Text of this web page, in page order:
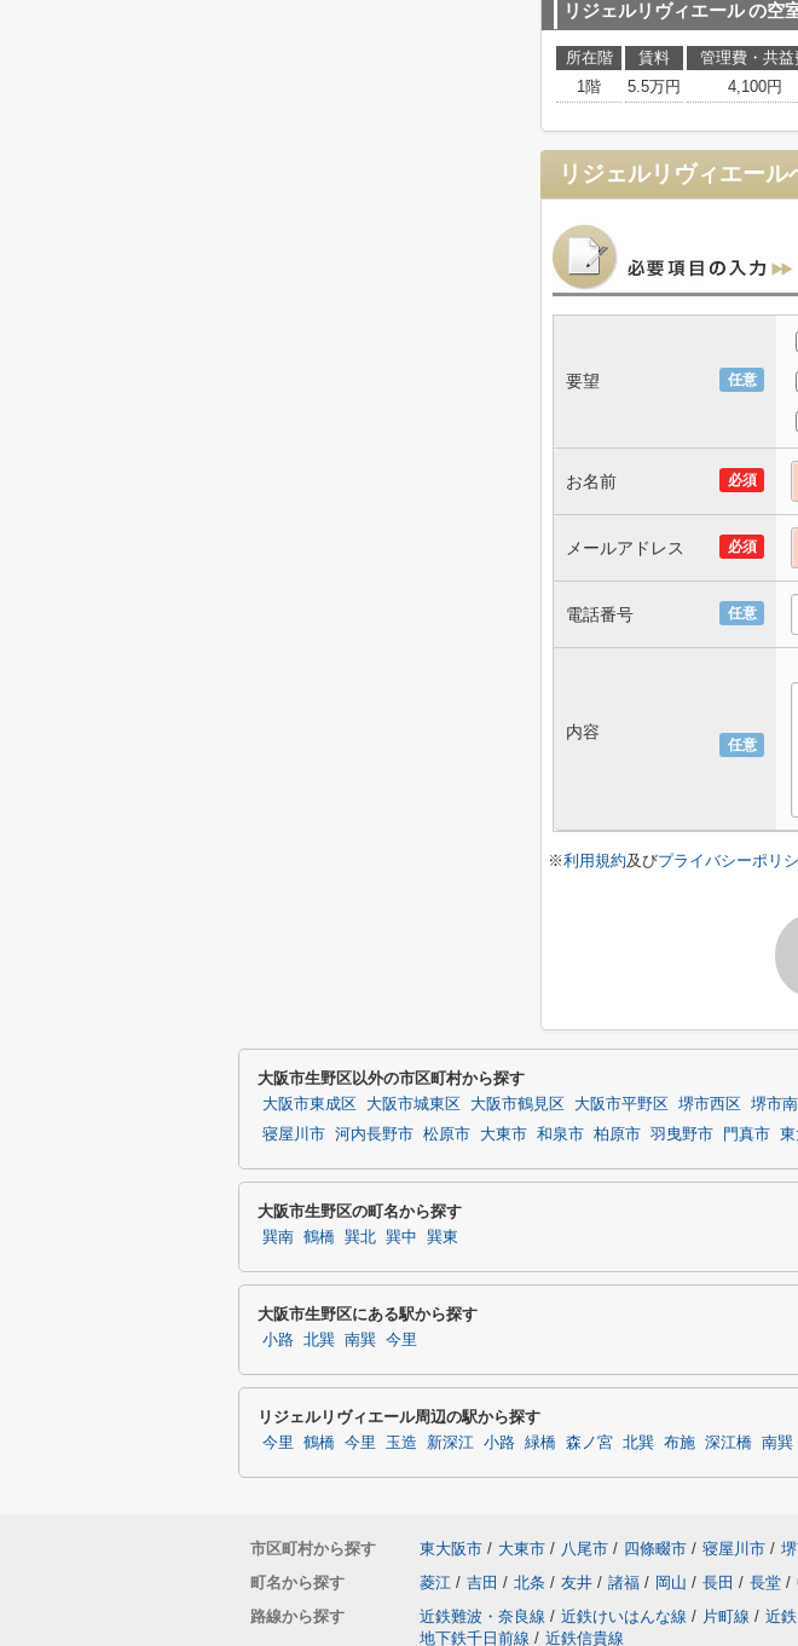
リジェルリヴィエールの空
所在階 賃料 管理費・共益
1階
5.5万円 4,100円
リジェルリヴィエール
任意
要望
必須
お名前
必須
メールアドレス
任意
電話番号
任意
内容
※利用規約及びプライバシーポリ
大阪市生野区以外の市区町村から探す
大阪市東成区 大阪市城東区 大阪市鶴見区 大阪市平野区 堺市西区 堺市
寝屋川市 河内長野市 松原市 大東市 和泉市 柏原市 羽曳野市 門真市
大阪市生野区の町名から探す
巽南 鶴橋 巽北 巽中 巽東
大阪市生野区にある駅から探す
小路 北巽 南巽 今里
リジェルリヴィエール周辺の駅から探す
今里 鶴橋 今里 玉造 新深江 小路 緑橋 森ノ宮 北巽 布施 深江橋 南巽
市区町村から探す 東大阪市 / 大東市 / 八尾市 / 四條畷市 / 寝屋川市 /
町名から探す
菱江 / 吉田 / 北条 / 友井 / 諸福 / 岡山 / 長田 / 長堂 /
路線から探す
近鉄難波・奈良線 / 近鉄けいはんな線 / 片町線 / 近
地下鉄千日前線 / 近鉄信貴線